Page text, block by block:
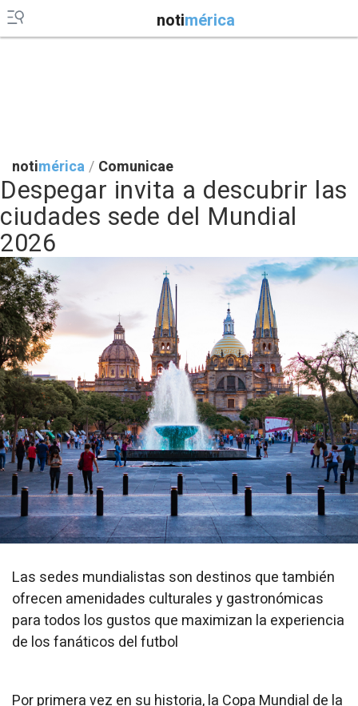
notimérica
notimérica/ Comunicae
Despegar invita a descubrir las
ciudades sede del Mundial
2026
Las sedes mundialistas son destinos que también
ofrecen amenidades culturales y gastronómicas
para todos los gustos que maximizan la experiencia
de los fanáticos del futbol
Por primera vez en su historia, la Copa Mundial de la